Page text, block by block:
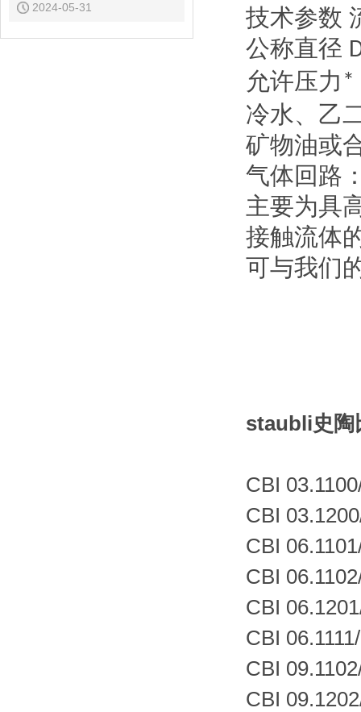
2024-05-31 技术参数
公称直径
允许压力 *
冷水、乙
矿物油或
气体回路
主要为具
接触流体
可与我们
staubli史陶
CBI
CBI
CBI
CBI
CBI
CBI
CBI
CBI